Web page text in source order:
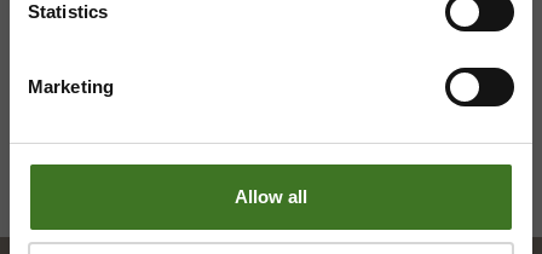
Statistics
Marketing
Allow all